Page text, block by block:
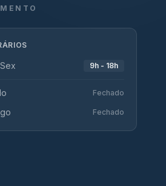
9h - 18h
Fechado
Fechado